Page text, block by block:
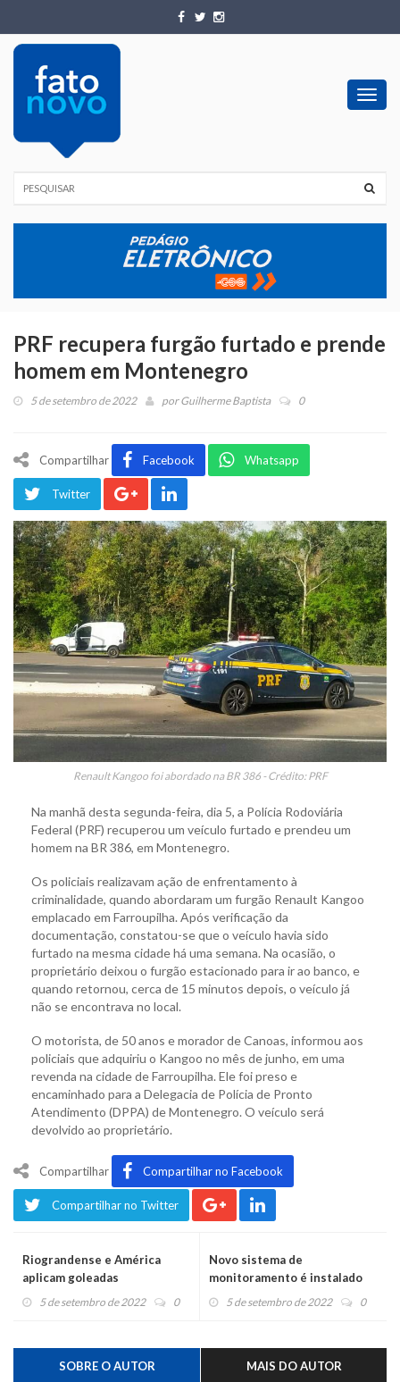
PRF recupera furgão furtado e prende
homem em Montenegro
5 de setembro de 2022 porGuilherme Baptista 0
Compartilhar Facebook Whatsapp
Twitter
Renault Kangoo foi abordado na BR 386 - Crédito: PRF
Na manhã desta segunda-feira, dia 5, a Polícia Rodoviária
Federal (PRF) recuperou um veículo furtado e prendeu um
homem na BR 386, em Montenegro.
Os policiais realizavam ação de enfrentamento à
criminalidade, quando abordaram um furgão Renault Kangoo
emplacado em Farroupilha. Após verificação da
documentação, constatou-se que o veículo havia sido
furtado na mesma cidade há uma semana. Na ocasião, o
proprietário deixou o furgão estacionado para ir ao banco, e
quando retornou, cerca de 15 minutos depois, o veículo já
não se encontrava no local.
O motorista, de 50 anos e morador de Canoas, informou aos
policiais que adquiriu o Kangoo no mês de junho, em uma
revenda na cidade de Farroupilha. Ele foi preso e
encaminhado para a Delegacia de Polícia de Pronto
Atendimento (DPPA) de Montenegro. O veículo será
devolvido ao proprietário.
Compartilhar Compartilhar no Facebook
Compartilhar no Twitter
Riograndense e América
aplicam goleadas
5 de setembro de 2022 0
Novo sistema de
monitoramento é instalado
em Bom Princípio
5 de setembro de 2022 0
SOBRE O AUTOR MAIS DO AUTOR